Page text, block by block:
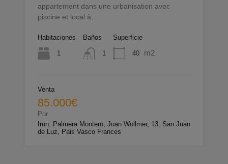
appartement dans une urbanisation avec
piscine et local à…
Habitaciones
1
Baños
1
Superficie
40 m2
Venta
85.000€
Por
Irun, Palmera Montero, Juan Wollmer, 13, San Juan
de Luz, Pais Vasco Frances